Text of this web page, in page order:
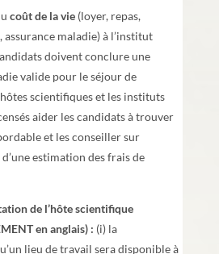
coût de la vie(loyer, repas,
maladie) à l’institut
doivent conclure une
valide pour le séjour de
scientifiques et les instituts
aider les candidats à trouver
et les conseiller sur
d’une estimation des frais de
de l’hôte scientifique
en anglais) : (i) la
lieu de travail sera disponible à